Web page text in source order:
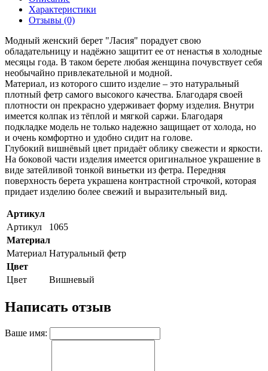
Характеристики
Отзывы (0)
Модный женский берет "Ласия" порадует свою
обладательницу и надёжно защитит ее от ненастья в холодные
месяцы года. В таком берете любая женщина почувствует себя
необычайно привлекательной и модной.
Материал, из которого сшито изделие – это натуральный
плотный фетр самого высокого качества. Благодаря своей
плотности он прекрасно удерживает форму изделия. Внутри
имеется колпак из тёплой и мягкой саржи. Благодаря
подкладке модель не только надежно защищает от холода, но
и очень комфортно и удобно сидит на голове.
Глубокий вишнёвый цвет придаёт облику свежести и яркости.
На боковой части изделия имеется оригинальное украшение в
виде затейливой тонкой виньетки из фетра. Передняя
поверхность берета украшена контрастной строчкой, которая
придает изделию более свежий и выразительный вид.
Артикул
Артикул
1065
Материал
Материал Натуральный фетр
Цвет
Цвет
Вишневый
Написать отзыв
Ваше имя: